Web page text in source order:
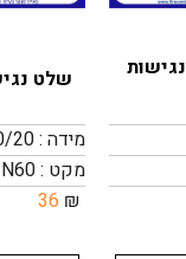
שלט
מידה : 20/20
מקט : N60
₪
36